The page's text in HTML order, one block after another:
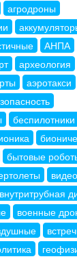
агродроны
АНПА
археология
аэротакси
беспилотники
бытовые
видео
внутритрубная
военные